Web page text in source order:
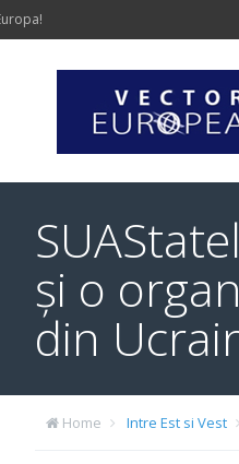
și o
din
Home Intre Est si Vest